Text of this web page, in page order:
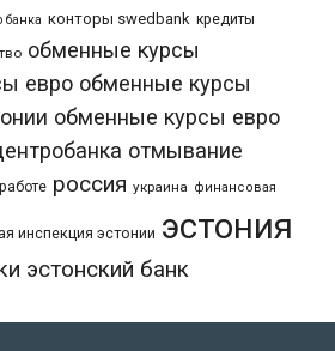
банка конторы swedbank кредиты
обменные курсы
евро обменные курсы
обменные курсы евро
отмывание
россия украина финансовая
инспекция эстонии эстония
эстонский банк